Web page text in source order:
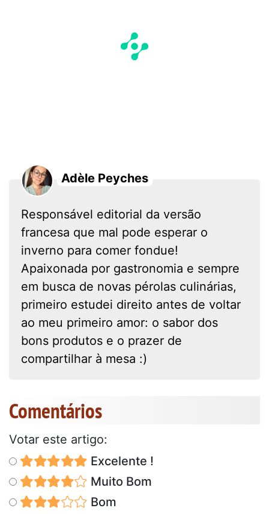
Adèle Peyches
Responsável editorial da versão
francesa que mal pode esperar o
inverno para comer fondue!
Apaixonada por gastronomia e sempre
em busca de novas pérolas culinárias,
primeiro estudei direito antes de voltar
ao meu primeiro amor: o sabor dos
bons produtos e o prazer de
compartilhar à mesa :)
Comentários
Votar este artigo:
Excelente !
Muito Bom
Bom